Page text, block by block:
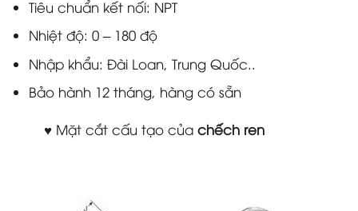
Tiêu chuẩn kết nối: NPT
Nhiệt độ: 0 – 180 độ
Nhập khẩu: Đài Loan, Trung Quốc..
Bảo hành 12 tháng, hàng có sẵn
♥ Mặt cắt cấu tạo của chếch ren